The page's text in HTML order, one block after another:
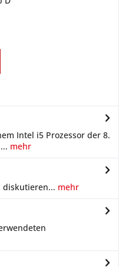
Intel i5 Prozessor der 8.
mehr
diskutieren... mehr